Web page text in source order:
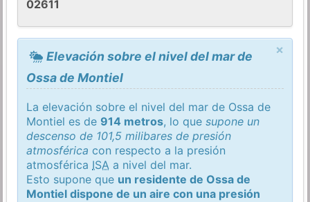
02611
×
Elevación sobre el nivel del mar de
Ossa de Montiel
La elevación sobre el nivel del mar de Ossa de
Montiel es de914 metros, lo quesupone un
descenso de 101,5 milibares de presión
atmosférica con respecto a la presión
atmosférica ISA a nivel del mar.
Esto supone que un residente de Ossa de
Montiel dispone de un aire con una presión